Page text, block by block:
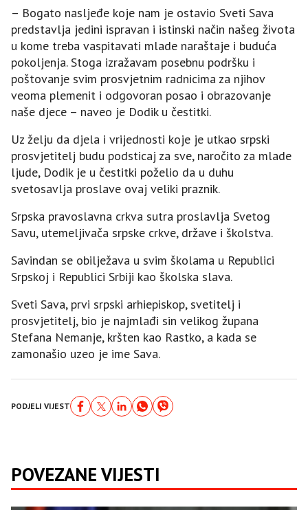
– Bogato nasljeđe koje nam je ostavio Sveti Sava
predstavlja jedini ispravan i istinski način našeg života
u kome treba vaspitavati mlade naraštaje i buduća
pokoljenja. Stoga izražavam posebnu podršku i
poštovanje svim prosvjetnim radnicima za njihov
veoma plemenit i odgovoran posao i obrazovanje
naše djece – naveo je Dodik u čestitki.
Uz želju da djela i vrijednosti koje je utkao srpski
prosvjetitelj budu podsticaj za sve, naročito za mlade
ljude, Dodik je u čestitki poželio da u duhu
svetosavlja proslave ovaj veliki praznik.
Srpska pravoslavna crkva sutra proslavlja Svetog
Savu, utemeljivača srpske crkve, države i školstva.
Savindan se obilježava u svim školama u Republici
Srpskoj i Republici Srbiji kao školska slava.
Sveti Sava, prvi srpski arhiepiskop, svetitelj i
prosvjetitelj, bio je najmlađi sin velikog župana
Stefana Nemanje, kršten kao Rastko, a kada se
zamonašio uzeo je ime Sava.
PODJELI VIJEST
POVEZANE VIJESTI